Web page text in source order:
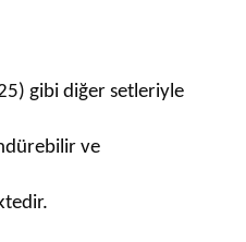
gibi diğer setleriyle
ve